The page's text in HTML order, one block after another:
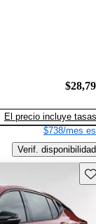
El precio incluye tasas
$738/mes
Verif. disponibilidad